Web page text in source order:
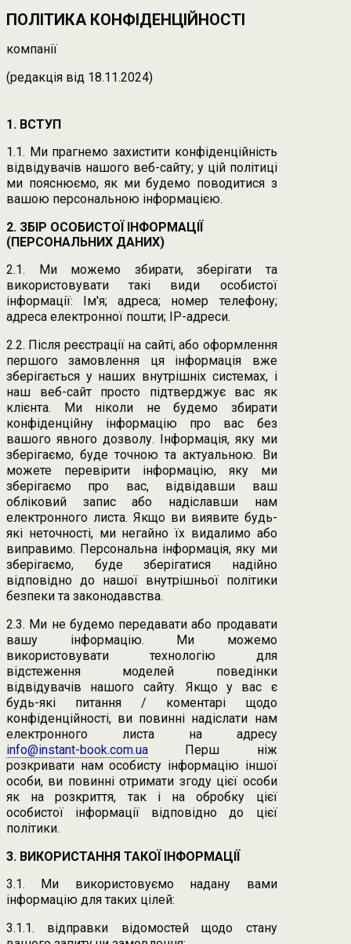
ПОЛІТИКА КОНФІДЕНЦІЙНОСТІ
компанії
(редакція від 18.11.2024)
1. ВСТУП
1.1. Ми прагнемо захистити конфіденційність
відвідувачів нашого веб-сайту; у цій політиці
ми пояснюємо, як ми будемо поводитися з
вашою персональною інформацією.
2. ЗБІР ОСОБИСТОЇ ІНФОРМАЦІЇ
(ПЕРСОНАЛЬНИХ ДАНИХ)
2.1. Ми можемо збирати, зберігати та
використовувати такі види особистої
інформації: Ім'я; адреса; номер телефону;
адреса електронної пошти; IP-адреси.
2.2. Після реєстрації на сайті, або оформлення
першого замовлення ця інформація вже
зберігається у наших внутрішніх системах, і
наш веб-сайт просто підтверджує вас як
клієнта. Ми ніколи не будемо збирати
конфіденційну інформацію про вас без
вашого явного дозволу. Інформація, яку ми
зберігаємо, буде точною та актуальною. Ви
можете перевірити інформацію, яку ми
зберігаємо про вас, відвідавши ваш
обліковий запис або надіславши нам
електронного листа. Якщо ви виявите будь-
які неточності, ми негайно їх видалимо або
виправимо. Персональна інформація, яку ми
зберігаємо, буде зберігатися надійно
відповідно до нашої внутрішньої політики
безпеки та законодавства.
2.3. Ми не будемо передавати або продавати
вашу інформацію. Ми можемо
використовувати технологію для
відстеження моделей поведінки
відвідувачів нашого сайту. Якщо у вас є
будь-які питання / коментарі щодо
конфіденційності, ви повинні надіслати нам
електронного листа на адресу
info@instant-book.com.ua Перш ніж
розкривати нам особисту інформацію іншої
особи, ви повинні отримати згоду цієї особи
як на розкриття, так і на обробку цієї
особистої інформації відповідно до цієї
політики.
3. ВИКОРИСТАННЯ ТАКОЇ ІНФОРМАЦІЇ
3.1. Ми використовуємо надану вами
інформацію для таких цілей:
3.1.1. відправки відомостей щодо стану